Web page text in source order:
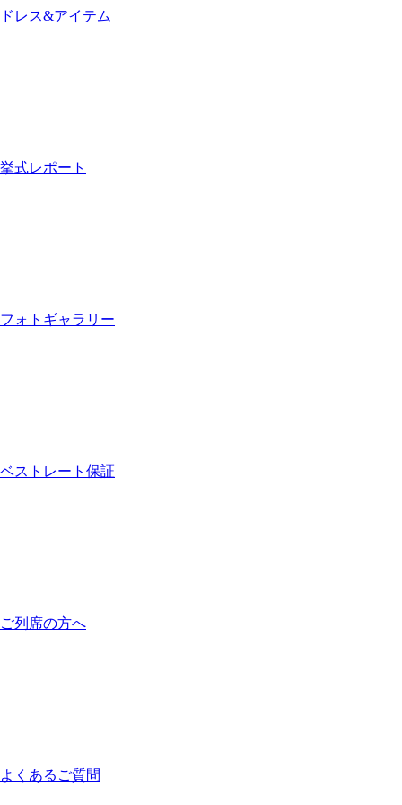
ドレス&アイテム
挙式レポート
フォトギャラリー
ベストレート保証
ご列席の方へ
よくあるご質問